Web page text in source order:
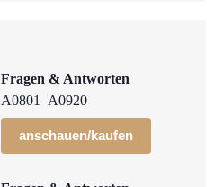
Fragen & Antworten
A0801–A0920
anschauen/kaufen